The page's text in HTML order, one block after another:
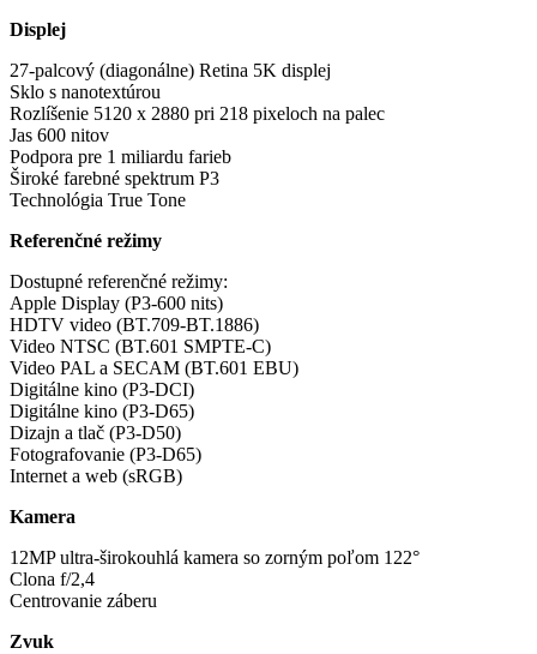
Displej
27-palcový (diagonálne) Retina 5K displej
Sklo s nanotextúrou
Rozlíšenie 5120 x 2880 pri 218 pixeloch na palec
Jas 600 nitov
Podpora pre 1 miliardu farieb
Široké farebné spektrum P3
Technológia True Tone
Referenčné režimy
Dostupné referenčné režimy:
Apple Display (P3-600 nits)
HDTV video (BT.709-BT.1886)
Video NTSC (BT.601 SMPTE-C)
Video PAL a SECAM (BT.601 EBU)
Digitálne kino (P3-DCI)
Digitálne kino (P3-D65)
Dizajn a tlač (P3-D50)
Fotografovanie (P3-D65)
Internet a web (sRGB)
Kamera
12MP ultra-širokouhlá kamera so zorným poľom 122°
Clona f/2,4
Centrovanie záberu
Zvuk